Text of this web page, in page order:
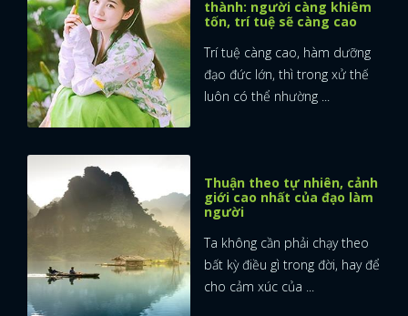
FACEBOOK GOOGLE
thành: người càng khiêm
tốn, trí tuệ sẽ càng cao
Trí tuệ càng cao, hàm dưỡng
đạo đức lớn, thì trong xử thế
luôn có thể nhường ...
Thuận theo tự nhiên, cảnh
giới cao nhất của đạo làm
người
Ta không cần phải chạy theo
bất kỳ điều gì trong đời, hay để
cho cảm xúc của ...